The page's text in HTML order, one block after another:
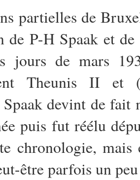
partielles de
de P-H Spaak et
jours de mars
Theunis II et
devint de
puis fut réélu
chronologie,
être parfois un